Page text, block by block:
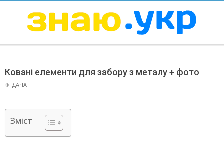
ЗНАЮ
Menu
Ковані елементи для забору з металу + фото
🡲 ДАЧА
Зміст